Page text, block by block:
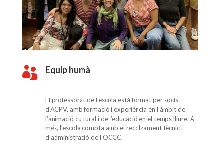
 Equip humà
El professorat de l’escola està format per socis
d’ACPV, amb formació i experiència en l’àmbit de
l’animació cultural i de l’educació en el temps lliure. A
més, l’escola compta amb el recolzament tècnic i
d’administració de l’OCCC.